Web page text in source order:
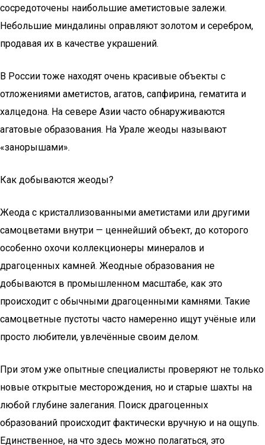
сосредоточены наибольшие аметистовые залежи.
Небольшие миндалины оправляют золотом и серебром,
продавая их в качестве украшений.
В России тоже находят очень красивые объекты с
отложениями аметистов, агатов, сапфирина, гематита и
халцедона. На севере Азии часто обнаруживаются
агатовые образования. На Урале жеоды называют
«занорышами».
Как добываются жеоды?
Жеода с кристаллизованными аметистами или другими
самоцветами внутри — ценнейший объект, до которого
особенно охочи коллекционеры минералов и
драгоценных камней. Жеодные образования не
добываются в промышленном масштабе, как это
происходит с обычными драгоценными камнями. Такие
самоцветные пустоты часто намеренно ищут учёные или
просто любители, увлечённые своим делом.
При этом уже опытные специалисты проверяют не только
новые открытые месторождения, но и старые шахты на
любой глубине залегания. Поиск драгоценных
образований происходит фактически вручную и на ощупь.
Единственное, на что здесь можно полагаться, это